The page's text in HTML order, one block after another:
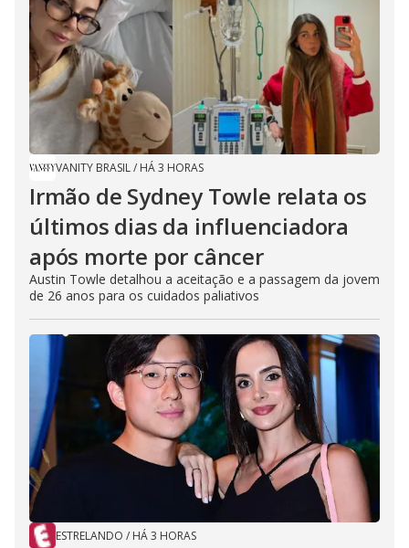
VANITY BRASIL/ HÁ 3 HORAS
Irmão de Sydney Towle relata os
últimos dias da influenciadora
após morte por câncer
Austin Towle detalhou a aceitação e a passagem da jovem
de 26 anos para os cuidados paliativos
ESTRELANDO / HÁ 3 HORAS